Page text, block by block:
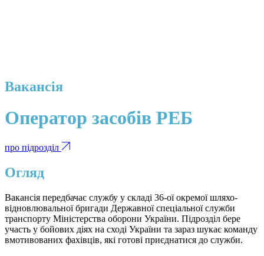
Вакансія
Оператор засобів РЕБ
про підрозділ
Огляд
Вакансія передбачає службу у складі 36-ої окремої шляхо-
відновлювальної бригади Державної спеціальної служби
транспорту Міністерства оборони України. Підрозділ бере
участь у бойових діях на сході України та зараз шукає команду
вмотивованих фахівців, які готові приєднатися до служби.